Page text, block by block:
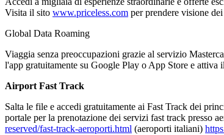
Visita il sito www.priceless.com per prendere visione
Global Data Roaming
Viaggia senza preoccupazioni grazie al servizio
l'app gratuitamente su Google Play o App Store e attiva
Airport Fast Track
Salta le file e accedi gratuitamente ai Fast Track dei
portale per la prenotazione dei servizi fast track presso
reserved/fast-track-aeroporti.html (aeroporti italiani)